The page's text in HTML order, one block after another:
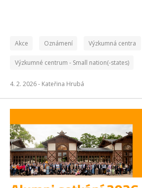
Akce Oznámení Výzkumná centra
Výzkumné centrum - Small nation(-states)
4. 2. 2026 - Kateřina Hrubá